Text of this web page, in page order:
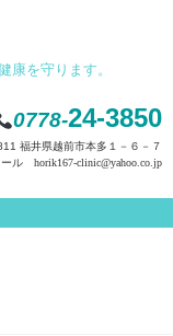
康を守ります。
0778-24-3850
福井県越前市本多１－６－７
ル horik167-clinic@yahoo.co.jp